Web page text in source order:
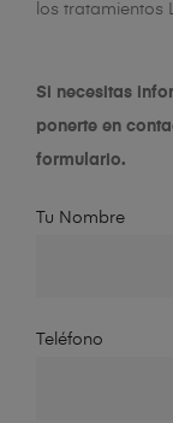
los tratamientos
Si necesitas
ponerte en
formulario.
Tu Nombre
Teléfono